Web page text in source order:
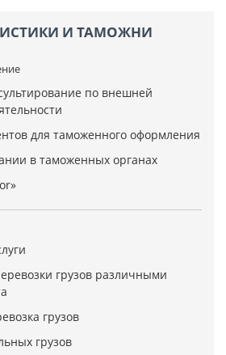
И ТАМОЖНИ
по внешней
для таможенного оформления
в таможенных органах
грузов различными
грузов
грузов